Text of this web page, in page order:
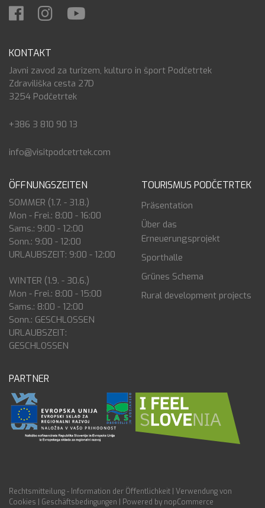
KONTAKT
Javni zavod za turizem, kulturo in šport Podčetrtek
Zdraviliška cesta 27D
3254 Podčetrtek
+386 3 810 90 13
info@visitpodcetrtek.com
ÖFFNUNGSZEITEN
SOMMER (1.7. - 31.8.)
Mon - Frei.: 8:00 - 16:00
Sams.: 9:00 - 12:00
Sonn.: 9:00 - 12:00
URLAUBSZEIT: 9:00 - 12:00
WINTER (1.9. - 30.6.)
Mon - Frei.: 8:00 - 15:00
Sams.: 8:00 - 12:00
Sonn.: GESCHLOSSEN
URLAUBSZEIT:
GESCHLOSSEN
TOURISMUS PODČETRTEK
Präsentation
Über das
Erneuerungsprojekt
Sporthalle
Grünes Schema
Rural development projects
PARTNER
Rechtsmitteilung - Information der Öffentlichkeit Verwendung von
Cookies
Geschäftsbedingungen Powered by nopCommerce